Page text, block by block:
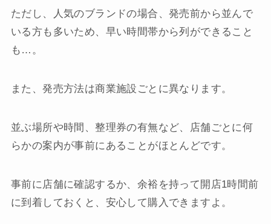
ただし、人気のブランドの場合、発売前から並んで
いる方も多いため、早い時間帯から列ができること
も…。
また、発売方法は商業施設ごとに異なります。
並ぶ場所や時間、整理券の有無など、店舗ごとに何
らかの案内が事前にあることがほとんどです。
事前に店舗に確認するか、余裕を持って開店1時間前
に到着しておくと、安心して購入できますよ。